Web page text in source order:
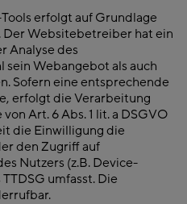
erfolgt auf Grundlage
Der Websitebetreiber hat ein
Analyse des
sein Webangebot als auch
Sofern eine entsprechende
erfolgt die Verarbeitung
Art. 6 Abs. 1 lit. a DSGVO
die Einwilligung die
den Zugriff auf
Nutzers (z.B. Device-
umfasst. Die